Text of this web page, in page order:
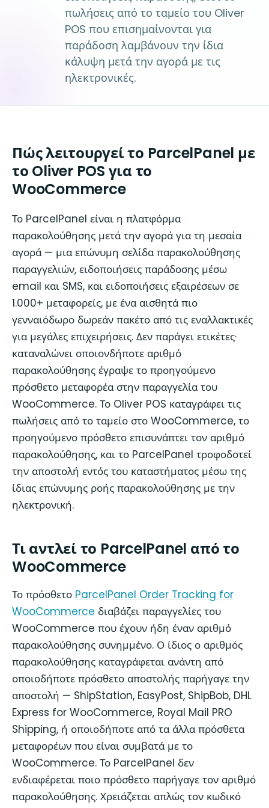
πωλήσεις από το ταμείο του Oliver
POS που επισημαίνονται για
παράδοση λαμβάνουν την ίδια
κάλυψη μετά την αγορά με τις
ηλεκτρονικές.
Πώς λειτουργεί το ParcelPanel με
το Oliver POS για το
WooCommerce
Το ParcelPanel είναι η πλατφόρμα
παρακολούθησης μετά την αγορά για τη μεσαία
αγορά — μια επώνυμη σελίδα παρακολούθησης
παραγγελιών, ειδοποιήσεις παράδοσης μέσω
email και SMS, και ειδοποιήσεις εξαιρέσεων σε
1.000+ μεταφορείς, με ένα αισθητά πιο
γενναιόδωρο δωρεάν πακέτο από τις εναλλακτικές
για μεγάλες επιχειρήσεις. Δεν παράγει ετικέτες·
καταναλώνει οποιονδήποτε αριθμό
παρακολούθησης έγραψε το προηγούμενο
πρόσθετο μεταφορέα στην παραγγελία του
WooCommerce. Το Oliver POS καταγράφει τις
πωλήσεις από το ταμείο στο WooCommerce, το
προηγούμενο πρόσθετο επισυνάπτει τον αριθμό
παρακολούθησης, και το ParcelPanel τροφοδοτεί
την αποστολή εντός του καταστήματος μέσω της
ίδιας επώνυμης ροής παρακολούθησης με την
ηλεκτρονική.
Τι αντλεί το ParcelPanel από το
WooCommerce
Το πρόσθετο ParcelPanel Order Tracking for
WooCommerce διαβάζει παραγγελίες του
WooCommerce που έχουν ήδη έναν αριθμό
παρακολούθησης συνημμένο. Ο ίδιος ο αριθμός
παρακολούθησης καταγράφεται ανάντη από
οποιοδήποτε πρόσθετο αποστολής παρήγαγε την
αποστολή — ShipStation, EasyPost, ShipBob, DHL
Express for WooCommerce, Royal Mail PRO
Shipping, ή οποιοδήποτε από τα άλλα πρόσθετα
μεταφορέων που είναι συμβατά με το
WooCommerce. Το ParcelPanel δεν
ενδιαφέρεται ποιο πρόσθετο παρήγαγε τον αριθμό
παρακολούθησης. Χρειάζεται απλώς τον κωδικό